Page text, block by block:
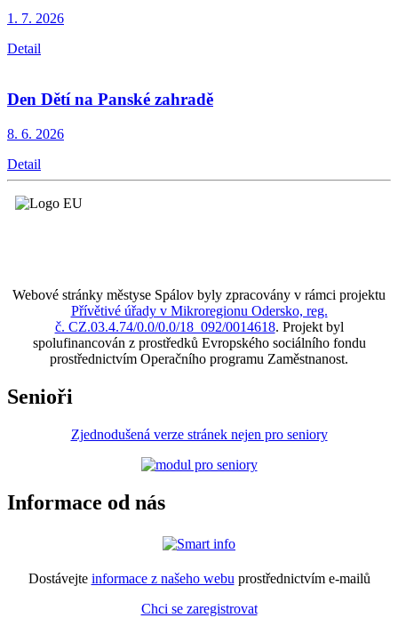
1. 7. 2026
Detail
Den Dětí na Panské zahradě
8. 6. 2026
Detail
Webové stránky městyse Spálov byly zpracovány v rámci projektu
Přívětivé úřady v Mikroregionu Odersko, reg.
č. CZ.03.4.74/0.0/0.0/18_092/0014618. Projekt byl
spolufinancován z prostředků Evropského sociálního fondu
prostřednictvím Operačního programu Zaměstnanost.
Senioři
Zjednodušená verze stránek nejen pro seniory
Informace od nás
Dostávejte informace z našeho webuprostřednictvím e-mailů
Chci se zaregistrovat